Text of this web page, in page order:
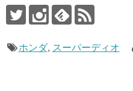
ホンダ, スーパーディオ